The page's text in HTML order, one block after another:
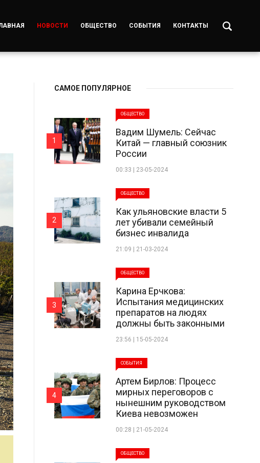
НОВОСТИ ОБЩЕСТВО СОБЫТИЯ КОНТАКТЫ
САМОЕ ПОПУЛЯРНОЕ
ОБЩЕСТВО
Вадим Шумель: Сейчас
Китай — главный союзник
России
00:33 | 23-05-2024
1
ОБЩЕСТВО
Как ульяновские власти 5
лет убивали семейный
бизнес инвалида
21:09 | 21-03-2024
2
ОБЩЕСТВО
Карина Ерчкова:
Испытания медицинских
препаратов на людях
должны быть законными
23:56 | 15-05-2024
3
СОБЫТИЯ
Артем Бирлов: Процесс
мирных переговоров с
нынешним руководством
Киева невозможен
00:28 | 21-05-2024
4
ОБЩЕСТВО